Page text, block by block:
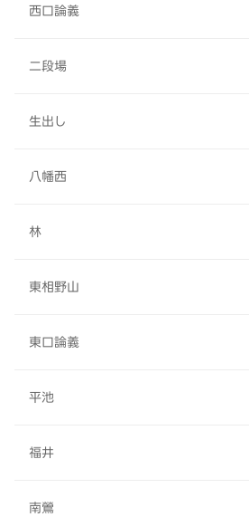
西口論義
二段場
生出し
八幡西
林
東相野山
東口論義
平池
福井
南鶯